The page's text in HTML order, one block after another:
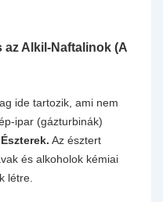
az Alkil-Naftalinok (A
ide tartozik, ami nem
ipar (gázturbinák)
Észterek. Az észtert
és alkoholok kémiai
létre.